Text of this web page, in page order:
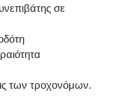
σε
των τροχονόμων.